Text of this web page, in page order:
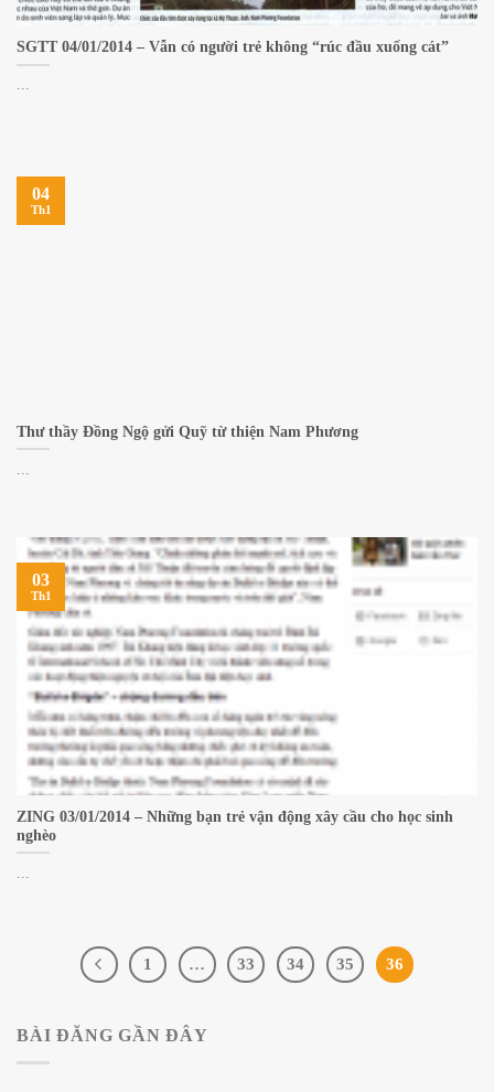
SGTT 04/01/2014 – Vẫn có người trẻ không “rúc đầu xuống cát”
...
Thư thầy Đồng Ngộ gửi Quỹ từ thiện Nam Phương
...
04
Th1
ZING 03/01/2014 – Những bạn trẻ vận động xây cầu cho học sinh
nghèo
...
03
Th1
1 … 33 34 35 36
BÀI ĐĂNG GẦN ĐÂY